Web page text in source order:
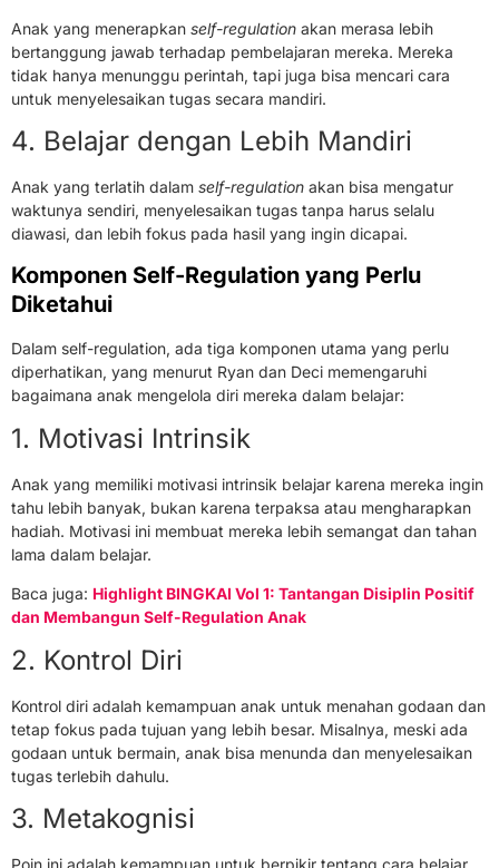
Anak yang menerapkan self-regulation akan merasa lebih
bertanggung jawab terhadap pembelajaran mereka. Mereka
tidak hanya menunggu perintah, tapi juga bisa mencari cara
untuk menyelesaikan tugas secara mandiri.
4. Belajar dengan Lebih Mandiri
Anak yang terlatih dalam self-regulation akan bisa mengatur
waktunya sendiri, menyelesaikan tugas tanpa harus selalu
diawasi, dan lebih fokus pada hasil yang ingin dicapai.
Komponen Self-Regulation yang Perlu
Diketahui
Dalam self-regulation, ada tiga komponen utama yang perlu
diperhatikan, yang menurut Ryan dan Deci memengaruhi
bagaimana anak mengelola diri mereka dalam belajar:
1. Motivasi Intrinsik
Anak yang memiliki motivasi intrinsik belajar karena mereka ingin
tahu lebih banyak, bukan karena terpaksa atau mengharapkan
hadiah. Motivasi ini membuat mereka lebih semangat dan tahan
lama dalam belajar.
Baca juga: Highlight BINGKAI Vol 1: Tantangan Disiplin Positif
dan Membangun Self-Regulation Anak
2. Kontrol Diri
Kontrol diri adalah kemampuan anak untuk menahan godaan dan
tetap fokus pada tujuan yang lebih besar. Misalnya, meski ada
godaan untuk bermain, anak bisa menunda dan menyelesaikan
tugas terlebih dahulu.
3. Metakognisi
Poin ini adalah kemampuan untuk berpikir tentang cara belajar.